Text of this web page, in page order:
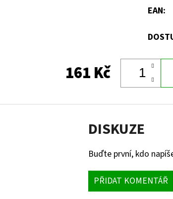
EAN:
161 Kč
DISKUZE
Buďte první, kdo
PŘIDAT KOMENTÁŘ